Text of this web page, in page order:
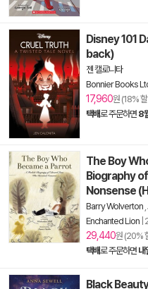
Disney 101
back)
젠 캘로니타
Bonnier Books
17,960원 (18%
택배로 주문하면 8
The Boy
Biography
Nonsense
Barry Wolverton
Enchanted Lion
29,440원 (20%
택배로 주문하면 내
Black